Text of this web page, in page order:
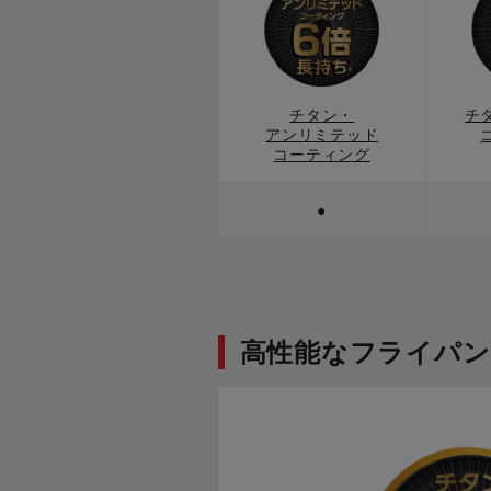
チタン・
アンリミテッド
コーティング
チ
●
高性能なフライパン